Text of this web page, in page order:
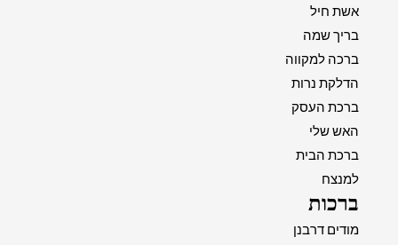
אשת חיל
בריך שמה
ברכה למקווה
הדלקת נרות
ברכת העסק
האש שלי
ברכת הבית
למנצח
ברכות
מודים דרבנן